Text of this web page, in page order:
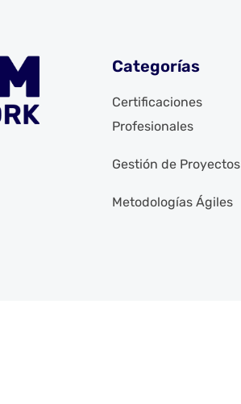
Categorías
Certificaciones
Profesionales
Gestión de Proyectos
Metodologías Ágiles